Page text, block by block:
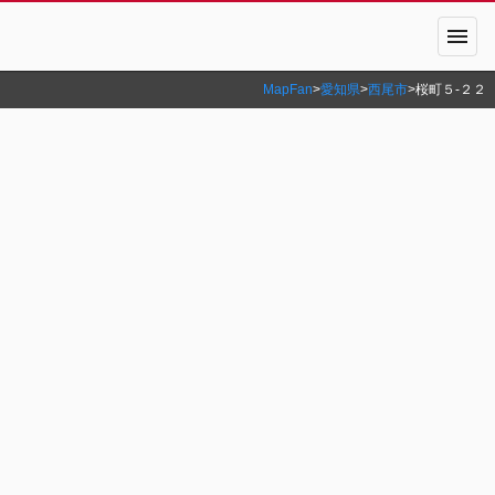
menu
MapFan>愛知県>西尾市>桜町５‐２２